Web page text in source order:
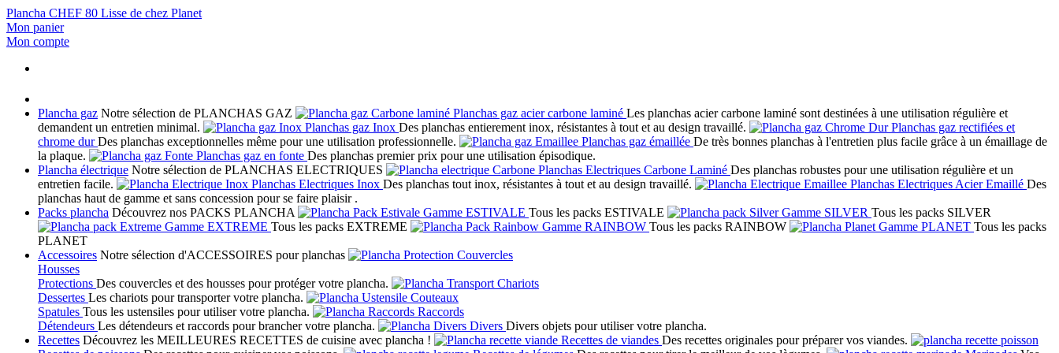
Plancha CHEF 80 Lisse de chez Planet
Mon panier
Mon compte
Plancha gaz Notre sélection de PLANCHAS GAZ Planchas gaz acier carbone laminé Les planchas acier carbone laminé sont destinées à une utilisation régulière et
demandent un entretien minimal.
Planchas gaz Inox Des planchas entierement inox, résistantes à tout et au design travaillé.
Planchas gaz rectifiées et
chrome dur Des planchas exceptionnelles même pour une utilisation professionnelle. Planchas gaz émaillée De très bonnes planchas à l'entretien plus facile grâce à un émaillage de
la plaque.
Planchas gaz en fonte Des planchas premier prix pour une utilisation épisodique.
Plancha électrique Notre sélection de PLANCHAS ELECTRIQUES Planchas Electriques Carbone Laminé Des planchas robustes pour une utilisation régulière et un
entretien facile.
Planchas Electriques Inox Des planchas tout inox, résistantes à tout et au design travaillé. Planchas Electriques Acier Emaillé Des
planchas haut de gamme et sans concession pour se faire plaisir .
Packs plancha Découvrez nos PACKS PLANCHA Gamme ESTIVALE Tous les packs ESTIVALE Gamme SILVER Tous les packs SILVER
Gamme EXTREME Tous les packs EXTREME Gamme RAINBOW Tous les packs RAINBOW Gamme PLANET Tous les packs
PLANET
Accessoires Notre sélection d'ACCESSOIRES pour planchas
Couvercles
Housses
Protections Des couvercles et des housses pour protéger votre plancha.
Chariots
Dessertes Les chariots pour transporter votre plancha.
Couteaux
Spatules Tous les ustensiles pour utiliser votre plancha.
Raccords
Détendeurs Les détendeurs et raccords pour brancher votre plancha. Divers Divers objets pour utiliser votre plancha.
Recettes Découvrez les MEILLEURES RECETTES de cuisine avec plancha ! Recettes de viandes Des recettes originales pour préparer vos viandes.